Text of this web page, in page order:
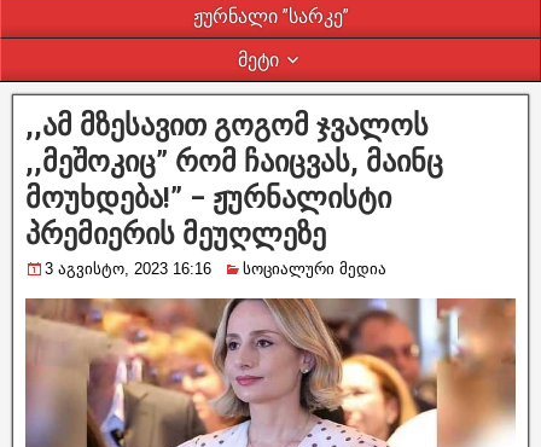
ჟურნალი ”სარკე”
მეტი
,,ამ მზესავით გოგომ ჯვალოს
,,მეშოკიც” რომ ჩაიცვას, მაინც
მოუხდება!” – ჟურნალისტი
პრემიერის მეუღლეზე
3 აგვისტო, 2023 16:16 სოციალური მედია